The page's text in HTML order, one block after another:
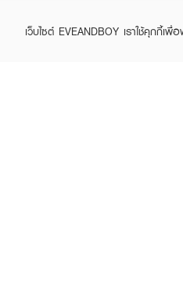
เว็บไซต์ EVEANDBOY เราใช้คุกกี้